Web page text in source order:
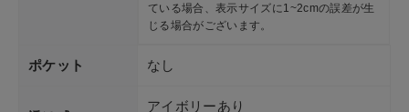
ている場合、表示サイズに1~2cmの誤差が生
じる場合がございます。
ポケット なし
アイボリーあり